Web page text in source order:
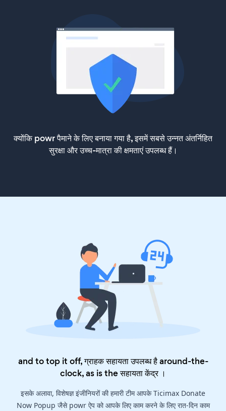
क्योंकि powr पैमाने के लिए बनाया गया है, इसमें सबसे उन्नत अंतर्निहित
सुरक्षा और उच्च-मात्रा की क्षमताएं उपलब्ध हैं।
and to top it off, ग्राहक सहायता उपलब्ध है around-the-
clock, as is theसहायता केंद्र।
इसके अलावा, विशेषज्ञ इंजीनियरों की हमारी टीम आपके Ticimax Donate
Now Popup जैसे powr ऐप को आपके लिए काम करने के लिए रात-दिन काम